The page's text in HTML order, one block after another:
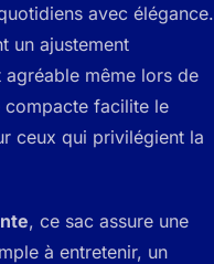
avec élégance.
un ajustement
même lors de
compacte facilite le
ceux qui privilégient la
, ce sac assure une
à entretenir, un